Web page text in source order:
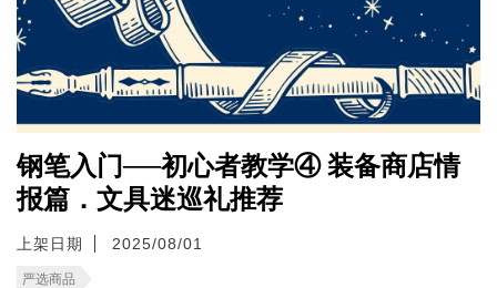
钢笔入门──初心者教学④ 装备商店情
报篇．文具迷巡礼推荐
上架日期 2025/08/01
严选商品